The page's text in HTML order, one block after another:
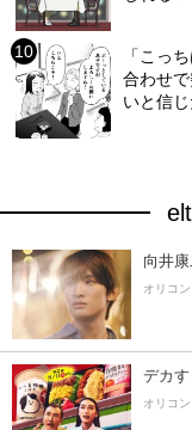
「こっ
合わせ
いと信
向井
オリコ
デカ
オリコ